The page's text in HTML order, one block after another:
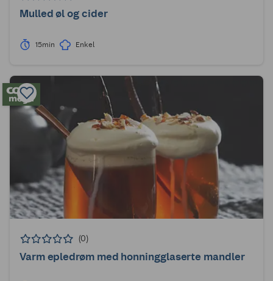
Mulled øl og cider
15min Enkel
(0)
Varm epledrøm med honningglaserte mandler